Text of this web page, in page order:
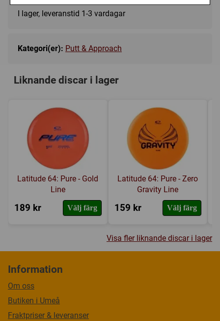
I lager, leveranstid 1-3 vardagar
Kategori(er): Putt & Approach
Liknande discar i lager
Latitude 64: Pure - Gold
Line
189 kr Välj färg
Latitude 64: Pure - Zero
Gravity Line
159 kr Välj färg
Visa fler liknande discar i lager
Information
Om oss
Butiken i Umeå
Fraktpriser & leveranser